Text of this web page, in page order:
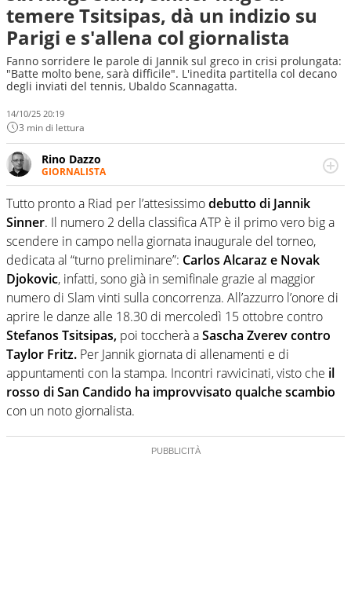
temere Tsitsipas, dà un indizio su
Parigi e s'allena col giornalista
Fanno sorridere le parole di Jannik sul greco in crisi prolungata:
"Batte molto bene, sarà difficile". L'inedita partitella col decano
degli inviati del tennis, Ubaldo Scannagatta.
14/10/25 20:19
3 min di lettura
Rino Dazzo
GIORNALISTA
Se mai ci fosse modo di traslare il glossario del calcio in
una nicchia di esperti, lui ne farebbe parte. Non si perde
una svista arbitrale né gli umori social del mondo delle
curve
Tutto pronto a Riad per l’attesissimodebutto di Jannik
Sinner. Il numero 2 della classifica ATP è il primo vero big a
scendere in campo nella giornata inaugurale del torneo,
dedicata al “turno preliminare”: Carlos Alcaraz e Novak
Djokovic, infatti, sono già in semifinale grazie al maggior
numero di Slam vinti sulla concorrenza. All’azzurro l’onore di
aprire le danze alle 18.30 di mercoledì 15 ottobre contro
Stefanos Tsitsipas, poi toccherà aSascha Zverev contro
Taylor Fritz. Per Jannik giornata di allenamenti e di
appuntamenti con la stampa. Incontri ravvicinati, visto che il
rosso di San Candido ha improvvisato qualche scambio
con un noto giornalista.